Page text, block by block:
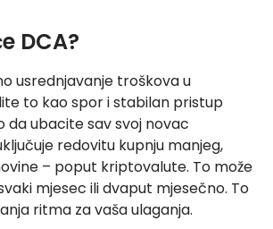
DCA?
usrednjavanje troškova u
to kao spor i stabilan pristup
da ubacite sav svoj novac
redovitu kupnju manjeg,
– poput kriptovalute. To može
mjesec ili dvaput mjesečno. To
ritma za vaša ulaganja.